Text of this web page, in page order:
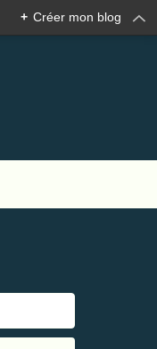
+ Créer mon blog